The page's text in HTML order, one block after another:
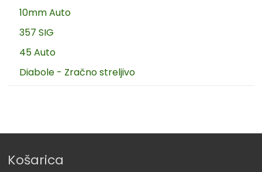
10mm Auto
357 SIG
45 Auto
Diabole - Zračno streljivo
Košarica